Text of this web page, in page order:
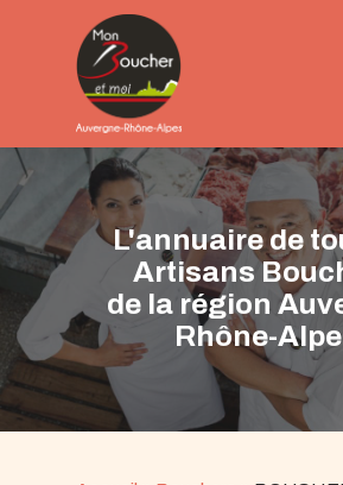
L'annuaire de
Artisans
de la région
Rhône-